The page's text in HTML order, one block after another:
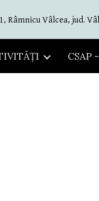
Râmnicu Vâlcea, jud.